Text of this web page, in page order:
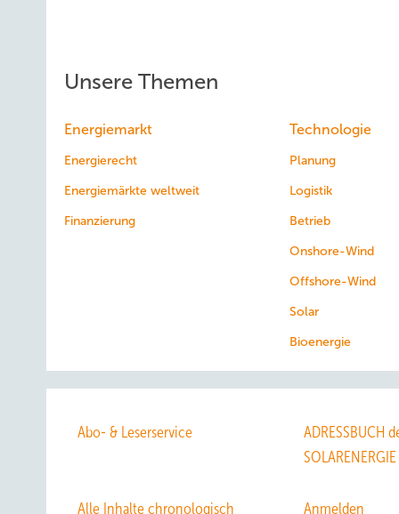
Unsere Themen
Energiemarkt
Energierecht
Energiemärkte weltweit
Finanzierung
Technologie
Planung
Logistik
Betrieb
Onshore-Wind
Offshore-Wind
Solar
Bioenergie
Abo- & Leserservice
ADRESSBUCH
SOLARENERGIE
Alle Inhalte chronologisch Anmelden